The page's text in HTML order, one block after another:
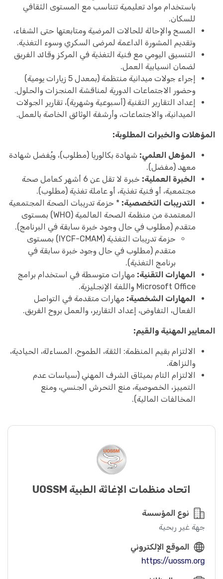
باستخدام مواد تعليمية تتناسب مع المستوى الثقافي
للسكان.
المسح والإحالة للحالات المرضية ومتابعتها حتى الشفاء،
وتقديم المشورة الداعمة لمرضى السكري وسوء التغذية.
التنسيق اليومي مع فنية التغذية في المركز وقائد الفريق
لضمان انسيابية العمل.
إجراء جولات ميدانية منتظمة (بمعدل 5 زيارات يومية)
وحضور الاجتماعات الدورية لمناقشة المنجزات والحلول.
إعداد التقارير التقنية (أسبوعية وشهرية)، تقارير الجولات
الميدانية، والاجتماعات، وأرشفة الوثائق الخاصة بالعمل.
المؤهلات والخبرات المطلوبة:
المؤهل العلمي: شهادة بكالوريا (مطلوب)، ويُفضل شهادة
معهد (مفضل).
الخبرة العملية:
خبرة لا تقل عن 6 أشهر كعامل صحة
مجتمعية، أو فنية تغذية، أو عاملة تغذية (مطلوب).
التدريبات التخصصية: * حزمة تدريبات الصحة المجتمعية
المعتمدة من منظمة الصحة العالمية (WHO) بمستوى
متقدم (مطلوب في حال وجود خبرة سابقة في البرنامج).
حزمة تدريبات التغذية (IYCF-CMAM) بمستوى
متقدم (مطلوب في حال وجود خبرة سابقة في
برنامج التغذية).
المهارات التقنية: مهارات متوسطة في استخدام برامج
Microsoft Office واللغة الإنجليزية.
المهارات الشخصية: مهارات متقدمة في التواصل
الفعال، التفاوض، إعداد التقارير، والعمل بروح الفريق.
المعايير المهنية والقيم:
الالتزام بقيم المنظمة: الثقة، الطموح، المساءلة، الحيادية،
والنزاهة.
الالتزام التام بميثاق الشرف المهني (سياسات عدم
التمييز، الخصوصية، منع التحرش الجنسي، ومنع
المخالفات المالية).
اتحاد منظمات الإغاثة الطبية UOSSM
نوع المؤسسة
جهة غير ربحية
الموقع الإلكتروني
https://uossm.org